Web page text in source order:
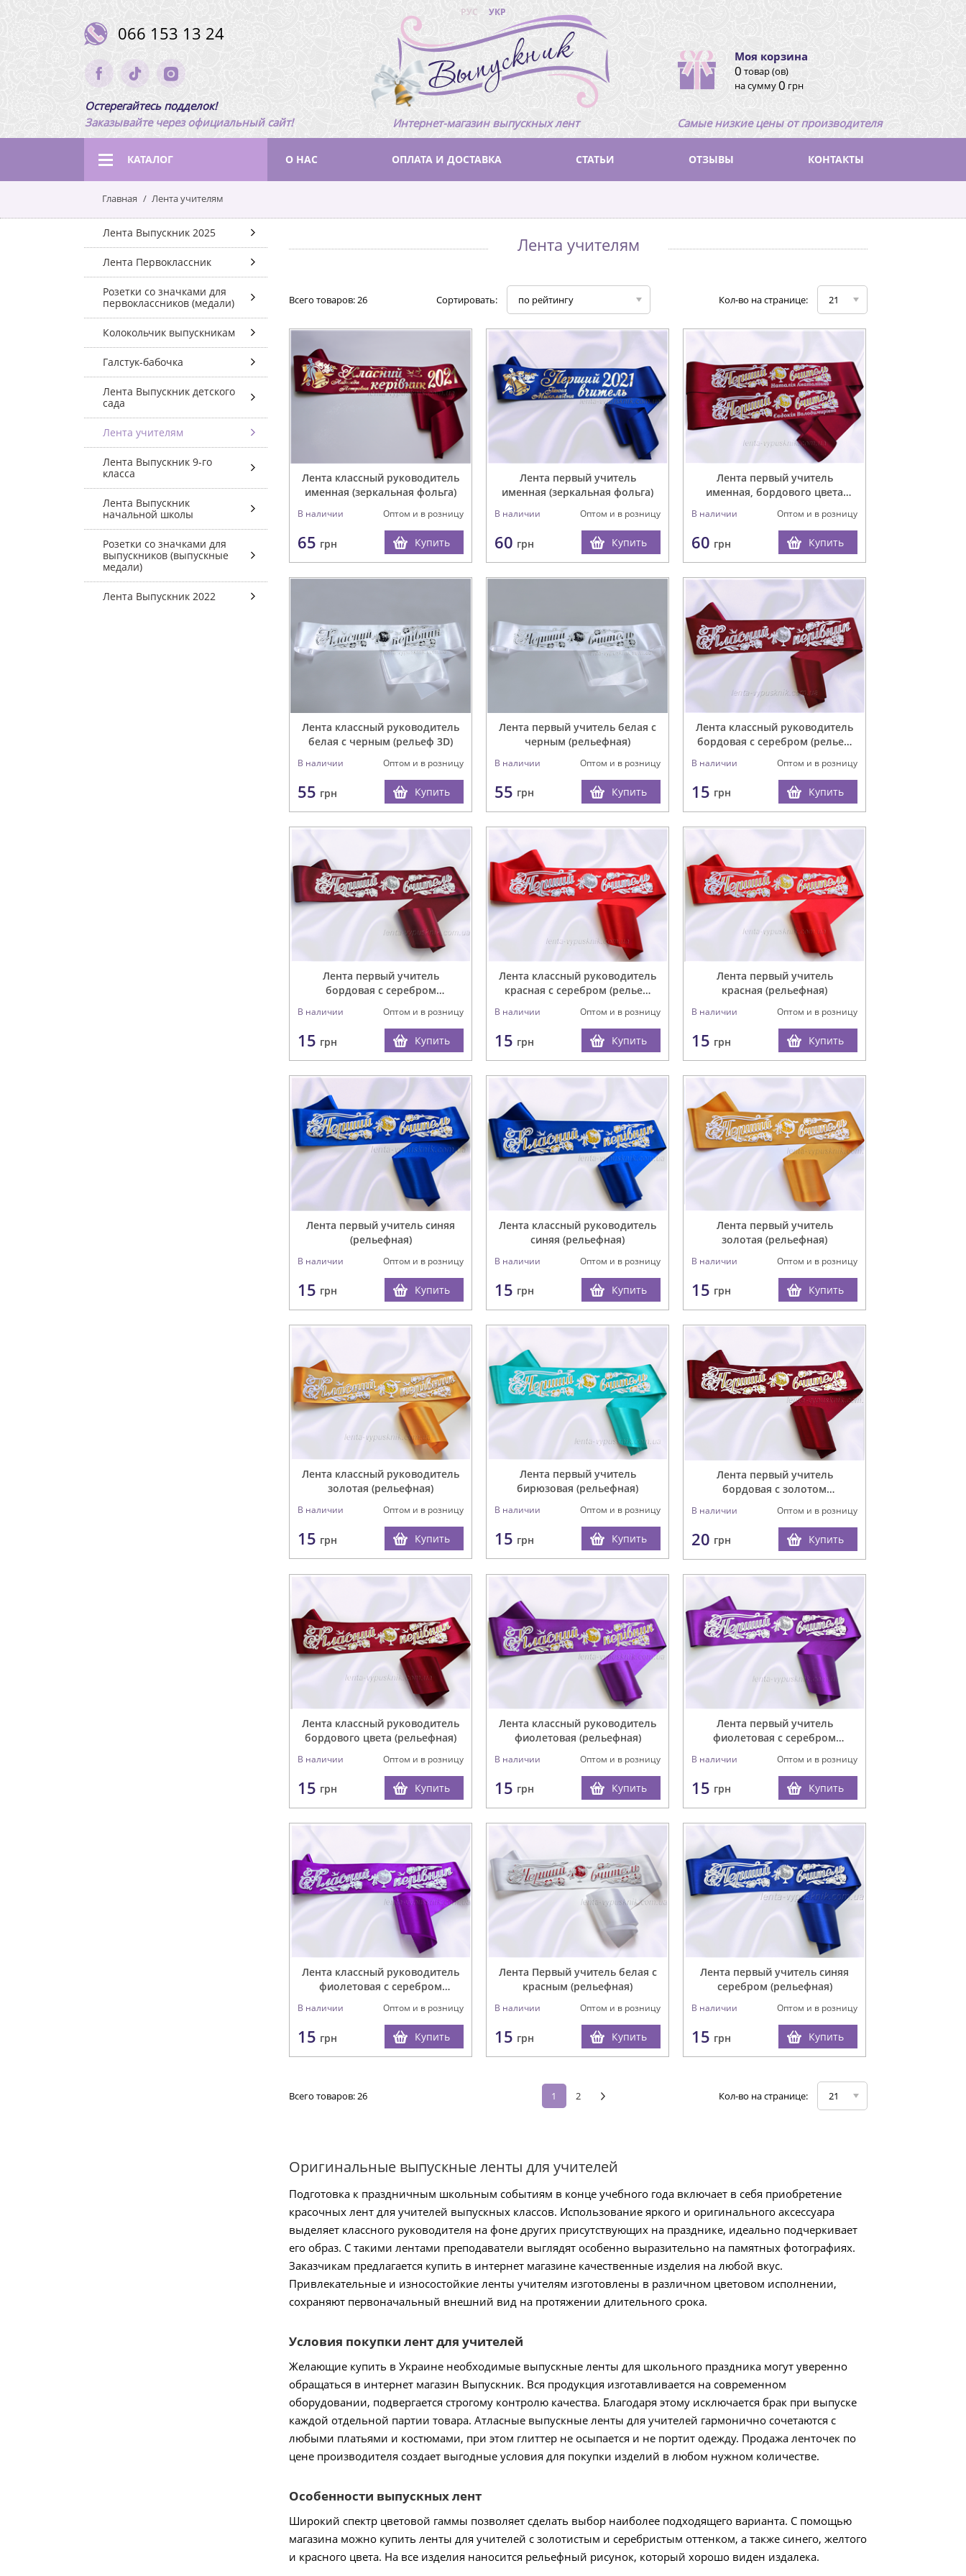
РУС УКР
066 153 13 24
Остерегайтесь подделок!
Заказывайте через официальный сайт!
Интернет-магазин выпускных лент
Моя корзина
0 товар (ов)
на сумму0 грн
Самые низкие цены от производителя
КАТАЛОГ О НАС ОПЛАТА И ДОСТАВКА СТАТЬИ ОТЗЫВЫ КОНТАКТЫ
Главная Лента учителям
Лента Выпускник 2025
Лента Первоклассник
Розетки со значками для
первоклассников (медали)
Колокольчик выпускникам
Галстук-бабочка
Лента Выпускник детского
сада
Лента учителям
Лента Выпускник 9-го
класса
Лента Выпускник
начальной школы
Розетки со значками для
выпускников (выпускные
медали)
Лента Выпускник 2022
Лента учителям
Всего товаров: 26 Сортировать: по рейтингу Кол-во на странице: 21
Лента классный руководитель
именная (зеркальная фольга)
В наличии Оптом и в розницу
65 грн Купить
Лента первый учитель
именная (зеркальная фольга)
В наличии Оптом и в розницу
60 грн Купить
Лента первый учитель
именная, бордового цвета
В наличии Оптом и в розницу
60 грн Купить
Лента классный руководитель
белая с черным (рельеф 3D)
В наличии Оптом и в розницу
55 грн Купить
Лента первый учитель белая с
черным (рельефная)
В наличии Оптом и в розницу
55 грн Купить
Лента классный руководитель
бордовая с серебром (рельеф
В наличии Оптом и в розницу
15 грн Купить
Лента первый учитель
бордовая с серебром
В наличии Оптом и в розницу
15 грн Купить
Лента классный руководитель
красная с серебром (рельеф
В наличии Оптом и в розницу
15 грн Купить
Лента первый учитель
красная (рельефная)
В наличии Оптом и в розницу
15 грн Купить
Лента первый учитель синяя
(рельефная)
В наличии Оптом и в розницу
15 грн Купить
Лента классный руководитель
синяя (рельефная)
В наличии Оптом и в розницу
15 грн Купить
Лента первый учитель
золотая (рельефная)
В наличии Оптом и в розницу
15 грн Купить
Лента классный руководитель
золотая (рельефная)
В наличии Оптом и в розницу
15 грн Купить
Лента первый учитель
бирюзовая (рельефная)
В наличии Оптом и в розницу
15 грн Купить
Лента первый учитель
бордовая с золотом
В наличии Оптом и в розницу
20 грн Купить
Лента классный руководитель
бордового цвета (рельефная)
В наличии Оптом и в розницу
15 грн Купить
Лента классный руководитель
фиолетовая (рельефная)
В наличии Оптом и в розницу
15 грн Купить
Лента первый учитель
фиолетовая с серебром
В наличии Оптом и в розницу
15 грн Купить
Лента классный руководитель
фиолетовая с серебром
В наличии Оптом и в розницу
15 грн Купить
Лента Первый учитель белая с
красным (рельефная)
В наличии Оптом и в розницу
15 грн Купить
Лента первый учитель синяя
серебром (рельефная)
В наличии Оптом и в розницу
15 грн Купить
Всего товаров:26 1 2 Кол-во на странице: 21
Оригинальные выпускные ленты для учителей
Подготовка к праздничным школьным событиям в конце учебного года включает в себя приобретение
красочных лент для учителей выпускных классов. Использование яркого и оригинального аксессуара
выделяет классного руководителя на фоне других присутствующих на празднике, идеально подчеркивает
его образ. С такими лентами преподаватели выглядят особенно выразительно на памятных фотографиях.
Заказчикам предлагается купить в интернет магазине качественные изделия на любой вкус.
Привлекательные и износостойкие ленты учителям изготовлены в различном цветовом исполнении,
сохраняют первоначальный внешний вид на протяжении длительного срока.
Условия покупки лент для учителей
Желающие купить в Украине необходимые выпускные ленты для школьного праздника могут уверенно
обращаться в интернет магазин Выпускник. Вся продукция изготавливается на современном
оборудовании, подвергается строгому контролю качества. Благодаря этому исключается брак при выпуске
каждой отдельной партии товара. Атласные выпускные ленты для учителей гармонично сочетаются с
любыми платьями и костюмами, при этом глиттер не осыпается и не портит одежду. Продажа ленточек по
цене производителя создает выгодные условия для покупки изделий в любом нужном количестве.
Особенности выпускных лент
Широкий спектр цветовой гаммы позволяет сделать выбор наиболее подходящего варианта. С помощью
магазина можно купить ленты для учителей с золотистым и серебристым оттенком, а также синего, желтого
и красного цвета. На все изделия наносится рельефный рисунок, который хорошо виден издалека.